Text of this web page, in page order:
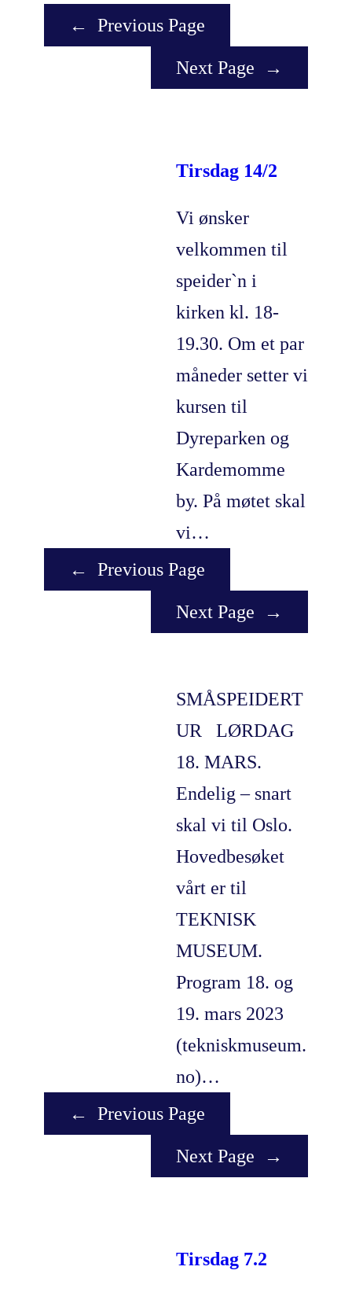
←
Previous Page
Next Page →
Tirsdag 14/2
Vi ønsker
velkommen til
speider`n i
kirken kl. 18-
19.30. Om et par
måneder setter vi
kursen til
Dyreparken og
Kardemomme
by. På møtet skal
vi…
←
Previous Page
Next Page →
SMÅSPEIDERT
UR LØRDAG
18. MARS.
Endelig – snart
skal vi til Oslo.
Hovedbesøket
vårt er til
TEKNISK
MUSEUM.
Program 18. og
19. mars 2023
(tekniskmuseum.
no)…
←
Previous Page
Next Page →
Tirsdag 7.2